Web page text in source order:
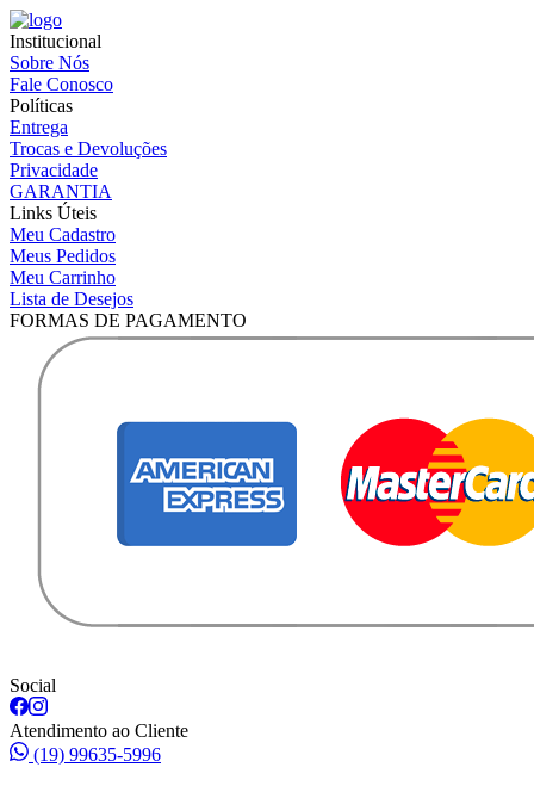
Institucional
Sobre Nós
Fale Conosco
Políticas
Entrega
Trocas e Devoluções
Privacidade
GARANTIA
Links Úteis
Meu Cadastro
Meus Pedidos
Meu Carrinho
Lista de Desejos
FORMAS DE PAGAMENTO
Social
Atendimento ao Cliente
(19) 99635-5996